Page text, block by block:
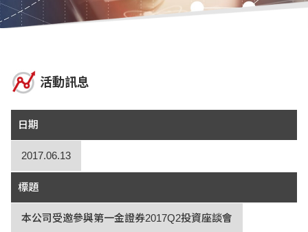
活動訊息
日期
2017.06.13
標題
本公司受邀參與第一金證券2017Q2投資座談會